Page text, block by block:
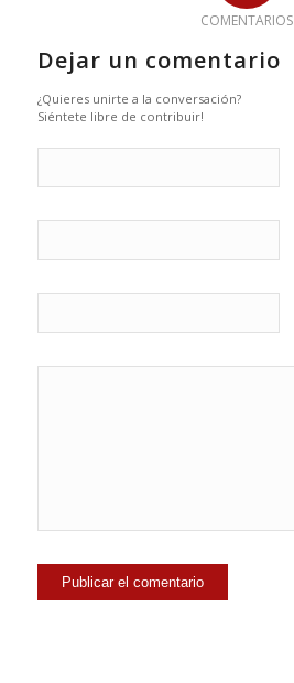
COMENTARIOS
Dejar un comentario
¿Quieres unirte a la conversación?
Siéntete libre de contribuir!